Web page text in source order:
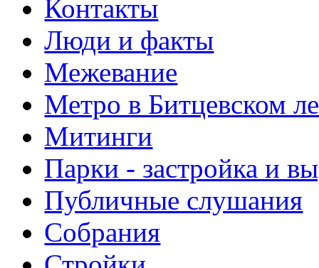
Контакты
Люди и факты
Межевание
Метро в Битцевском
Митинги
Парки - застройка и
Публичные слушания
Собрания